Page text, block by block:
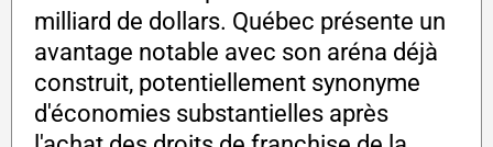
milliard de dollars. Québec présente un
avantage notable avec son aréna déjà
construit, potentiellement synonyme
d'économies substantielles après